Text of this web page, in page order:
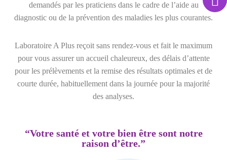
demandés par les praticiens dans le cadre de l’aide au
diagnostic ou de la prévention des maladies les plus courantes.
Laboratoire A Plus reçoit sans rendez-vous et fait le maximum
pour vous assurer un accueil chaleureux, des délais d’attente
pour les prélèvements et la remise des résultats optimales et de
courte durée, habituellement dans la journée pour la majorité
des analyses.
“Votre santé et votre bien être sont notre
raison d’être.”